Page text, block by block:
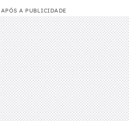
A PUBLICIDADE